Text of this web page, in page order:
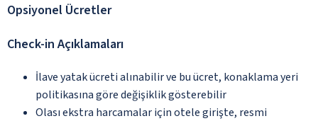
Opsiyonel Ücretler
Check-in Açıklamaları
İlave yatak ücreti alınabilir ve bu ücret, konaklama yeri
politikasına göre değişiklik gösterebilir
Olası ekstra harcamalar için otele girişte, resmi